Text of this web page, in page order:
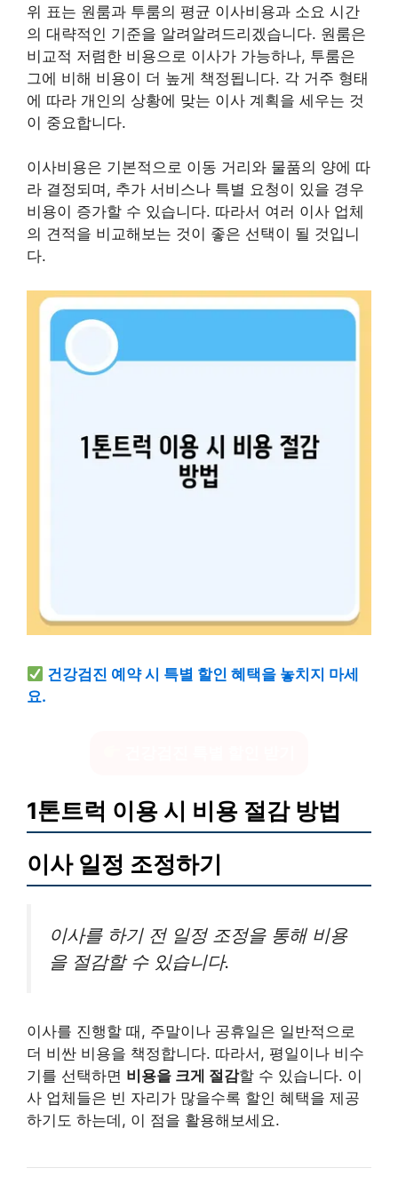
위 표는 원룸과 투룸의 평균 이사비용과 소요 시간
의 대략적인 기준을 알려알려드리겠습니다. 원룸은
비교적 저렴한 비용으로 이사가 가능하나, 투룸은
그에 비해 비용이 더 높게 책정됩니다. 각 거주 형태
에 따라 개인의 상황에 맞는 이사 계획을 세우는 것
이 중요합니다.
이사비용은 기본적으로 이동 거리와 물품의 양에 따
라 결정되며, 추가 서비스나 특별 요청이 있을 경우
비용이 증가할 수 있습니다. 따라서 여러 이사 업체
의 견적을 비교해보는 것이 좋은 선택이 될 것입니
다.
건강검진 예약 시 특별 할인 혜택을 놓치지 마세
요.
1톤트럭 이용 시 비용 절감 방법
이사 일정 조정하기
이사를 하기 전 일정 조정을 통해 비용
을 절감할 수 있습니다.
이사를 진행할 때, 주말이나 공휴일은 일반적으로
더 비싼 비용을 책정합니다. 따라서, 평일이나 비수
기를 선택하면 비용을 크게 절감할 수 있습니다. 이
사 업체들은 빈 자리가 많을수록 할인 혜택을 제공
하기도 하는데, 이 점을 활용해보세요.